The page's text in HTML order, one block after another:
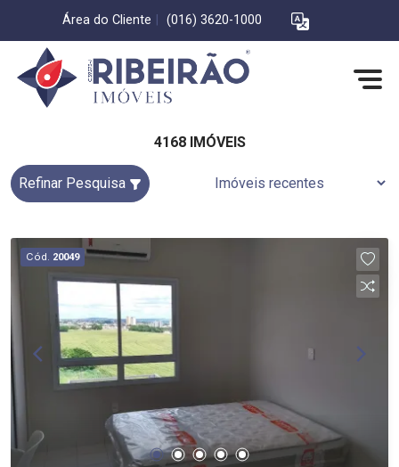
Área do Cliente (016) 3620-1000
4168 IMÓVEIS
Refinar Pesquisa
Cód. 20049